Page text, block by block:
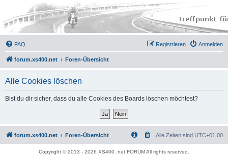
FAQ Anmelden
Registrieren
forum.xs400.net Foren-Übersicht
Alle Cookies löschen
Bist du dir sicher, dass du alle Cookies des Boards löschen möchtest?
forum.xs400.net Foren-Übersicht Alle Zeiten sind UTC+01:00
Copyright © 2013 - 2026 XS400 .net FORUM All rights reserved.